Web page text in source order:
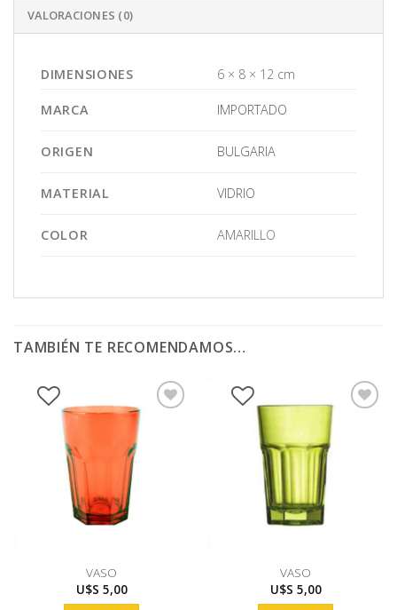
VALORACIONES (0)
DIMENSIONES 6 × 8 × 12 cm
MARCA IMPORTADO
ORIGEN BULGARIA
MATERIAL VIDRIO
COLOR AMARILLO
TAMBIÉN TE RECOMENDAMOS…
VASO
U$S 5,00
VASO
U$S 5,00